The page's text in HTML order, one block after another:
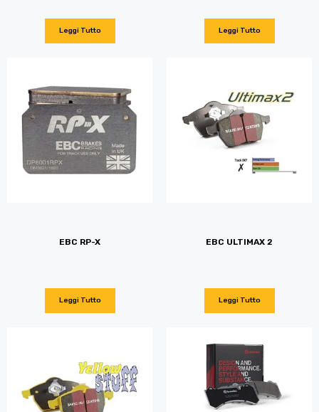
Leggi Tutto Leggi Tutto
EBC RP-X
Leggi Tutto
EBC ULTIMAX 2
Leggi Tutto